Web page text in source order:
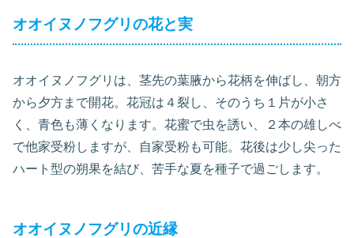
オオイヌノフグリの花と実
オオイヌノフグリは、茎先の葉腋から花柄を伸ばし、朝方
から夕方まで開花。花冠は４裂し、そのうち１片が小さ
く、青色も薄くなります。花蜜で虫を誘い、２本の雄しべ
で他家受粉しますが、自家受粉も可能。花後は少し尖った
ハート型の朔果を結び、苦手な夏を種子で過ごします。
オオイヌノフグリの近縁